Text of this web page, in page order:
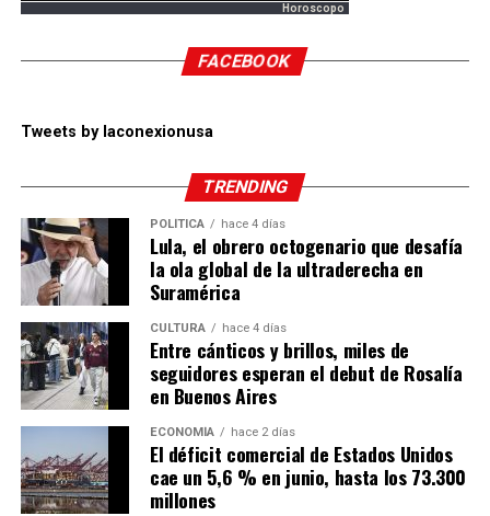
Horoscopo
FACEBOOK
Tweets by laconexionusa
TRENDING
POLÍTICA hace 4 días
Lula, el obrero octogenario que desafía
la ola global de la ultraderecha en
Suramérica
CULTURA hace 4 días
Entre cánticos y brillos, miles de
seguidores esperan el debut de Rosalía
en Buenos Aires
ECONOMÍA hace 2 días
El déficit comercial de Estados Unidos
cae un 5,6 % en junio, hasta los 73.300
millones